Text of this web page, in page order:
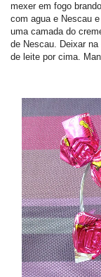
mexer em fogo
com agua e Nescau
uma camada do
de Nescau. Deixar
de leite por cima.